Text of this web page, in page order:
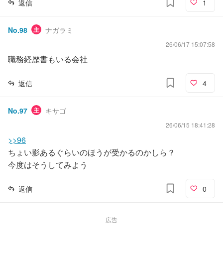
返信 1
No.98 主 ナガラミ
26/06/17 15:07:58
職務経歴書もいる会社
返信 4
No.97 主 キサゴ
26/06/15 18:41:28
>>96
ちょい影あるぐらいのほうが受かるのかしら？
今度はそうしてみよう
返信 0
広告